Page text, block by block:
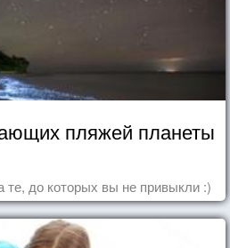
пляжей планеты
те, до которых вы не привыкли :)